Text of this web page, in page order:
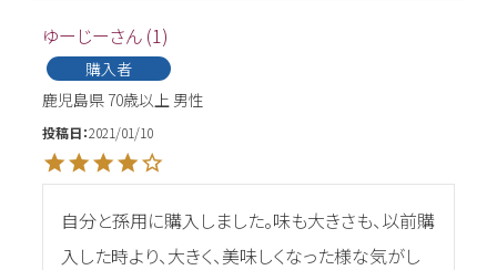
ゆーじー 1
購入者
鹿児島県 70歳以上 男性
投稿日 2021/01/10
自分と孫用に購入しました。味も大きさも、以前購
入した時より、大きく、美味しくなった様な気がし